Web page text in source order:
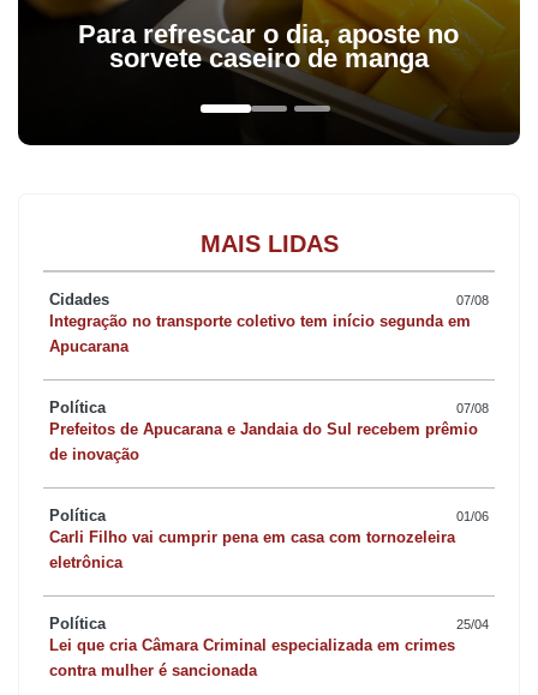
Para refrescar o dia, aposte no
sorvete caseiro de manga
MAIS LIDAS
Cidades 07/08
Integração no transporte coletivo tem início segunda em
Apucarana
Política 07/08
Prefeitos de Apucarana e Jandaia do Sul recebem prêmio
de inovação
Política 01/06
Carli Filho vai cumprir pena em casa com tornozeleira
eletrônica
Política 25/04
Lei que cria Câmara Criminal especializada em crimes
contra mulher é sancionada